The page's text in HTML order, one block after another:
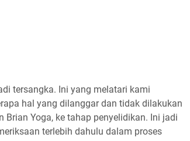
tersangka. Ini yang melatari kami
hal yang dilanggar dan tidak dilakukan
Yoga, ke tahap penyelidikan. Ini jadi
terlebih dahulu dalam proses